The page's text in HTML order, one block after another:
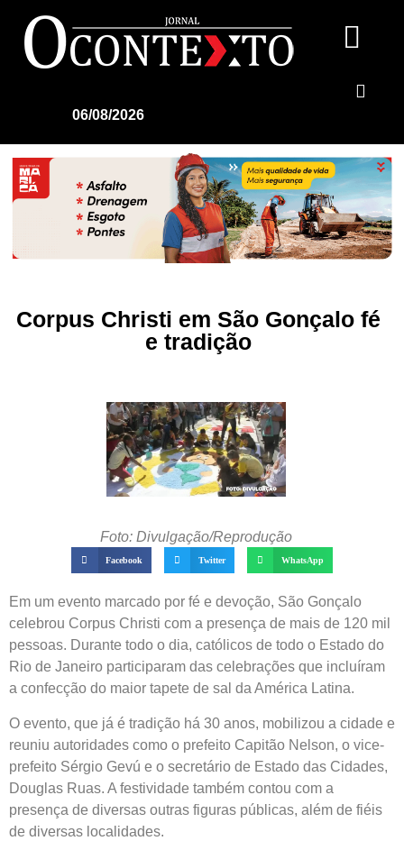
06/08/2026
Corpus Christi em São Gonçalo fé
e tradição
Foto: Divulgação/Reprodução
Facebook Twitter WhatsApp
Em um evento marcado por fé e devoção, São Gonçalo
celebrou Corpus Christi com a presença de mais de 120 mil
pessoas. Durante todo o dia, católicos de todo o Estado do
Rio de Janeiro participaram das celebrações que incluíram
a confecção do maior tapete de sal da América Latina.
O evento, que já é tradição há 30 anos, mobilizou a cidade e
reuniu autoridades como o prefeito Capitão Nelson, o vice-
prefeito Sérgio Gevú e o secretário de Estado das Cidades,
Douglas Ruas. A festividade também contou com a
presença de diversas outras figuras públicas, além de fiéis
de diversas localidades.